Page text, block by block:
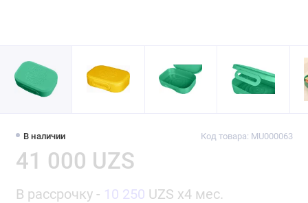
В наличии Код товара: MU000063
41 000 UZS
В рассрочку - 10 250 UZS x4 мес.